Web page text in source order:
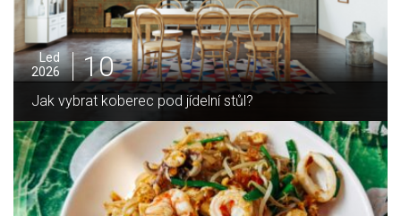
Pro
2025
05
Jak zvládnout vánoční úklid bez námahy